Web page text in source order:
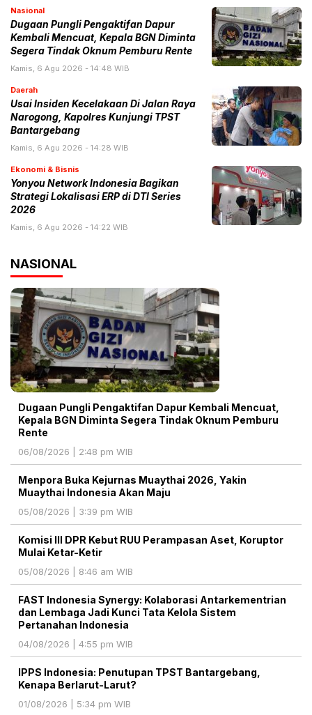
Nasional
Dugaan Pungli Pengaktifan Dapur
Kembali Mencuat, Kepala BGN Diminta
Segera Tindak Oknum Pemburu Rente
Kamis, 6 Agu 2026 - 14:48 WIB
Daerah
Usai Insiden Kecelakaan Di Jalan Raya
Narogong, Kapolres Kunjungi TPST
Bantargebang
Kamis, 6 Agu 2026 - 14:28 WIB
Ekonomi & Bisnis
Yonyou Network Indonesia Bagikan
Strategi Lokalisasi ERP di DTI Series
2026
Kamis, 6 Agu 2026 - 14:22 WIB
NASIONAL
Dugaan Pungli Pengaktifan Dapur Kembali Mencuat,
Kepala BGN Diminta Segera Tindak Oknum Pemburu
Rente
06/08/2026 | 2:48 pm WIB
Menpora Buka Kejurnas Muaythai 2026, Yakin
Muaythai Indonesia Akan Maju
05/08/2026 | 3:39 pm WIB
Komisi III DPR Kebut RUU Perampasan Aset, Koruptor
Mulai Ketar-Ketir
05/08/2026 | 8:46 am WIB
FAST Indonesia Synergy: Kolaborasi Antarkementrian
dan Lembaga Jadi Kunci Tata Kelola Sistem
Pertanahan Indonesia
04/08/2026 | 4:55 pm WIB
IPPS Indonesia: Penutupan TPST Bantargebang,
Kenapa Berlarut-Larut?
01/08/2026 | 5:34 pm WIB